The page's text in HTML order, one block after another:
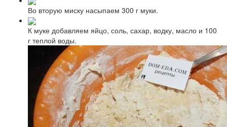
Во вторую миску насыпаем 300 г муки.
К муке добавляем яйцо, соль, сахар, водку, масло и 100
г теплой воды.